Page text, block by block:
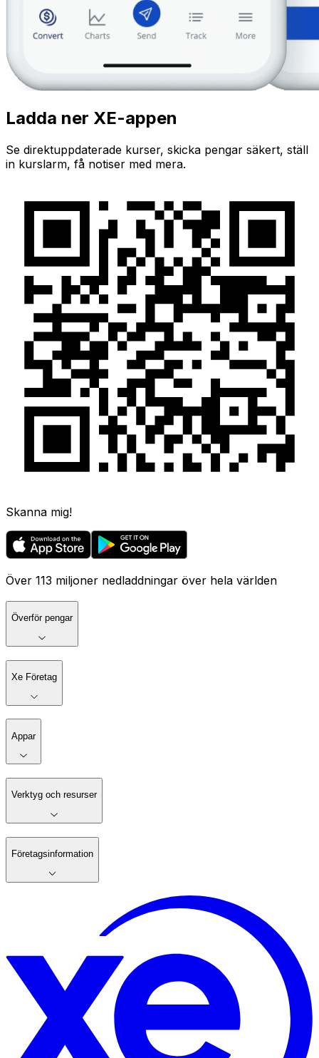
Ladda ner XE-appen
Se direktuppdaterade kurser, skicka pengar säkert, ställ
in kurslarm, få notiser med mera.
Skanna mig!
Över 113 miljoner nedladdningar över hela världen
Överför pengar
Xe Företag
Appar
Verktyg och resurser
Företagsinformation